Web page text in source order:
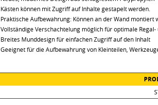
Kästen können mit Zugriff auf Inhalte gestapelt werden.
Praktische Aufbewahrung: Können an der Wand montiert
Vollständige Verschachtelung möglich für optimale
Breites Munddesign für einfachen Zugriff auf den Inhalt
Geeignet für die Aufbewahrung von Kleinteilen,